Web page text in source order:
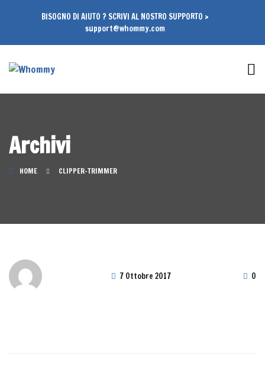
BISOGNO DI AIUTO ? SCRIVI AL NOSTRO SUPPORTO >
support@whommy.com
Archivi
HOME CLIPPER-TRIMMER
7 Ottobre 2017 0